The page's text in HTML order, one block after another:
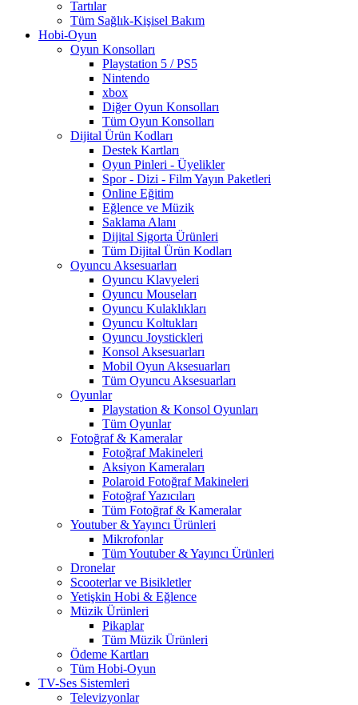
Tartılar
Tüm Sağlık-Kişisel Bakım
Hobi-Oyun
Oyun Konsolları
Playstation 5 / PS5
Nintendo
xbox
Diğer Oyun Konsolları
Tüm Oyun Konsolları
Dijital Ürün Kodları
Destek Kartları
Oyun Pinleri - Üyelikler
Spor - Dizi - Film Yayın Paketleri
Online Eğitim
Eğlence ve Müzik
Saklama Alanı
Dijital Sigorta Ürünleri
Tüm Dijital Ürün Kodları
Oyuncu Aksesuarları
Oyuncu Klavyeleri
Oyuncu Mouseları
Oyuncu Kulaklıkları
Oyuncu Koltukları
Oyuncu Joystickleri
Konsol Aksesuarları
Mobil Oyun Aksesuarları
Tüm Oyuncu Aksesuarları
Oyunlar
Playstation & Konsol Oyunları
Tüm Oyunlar
Fotoğraf & Kameralar
Fotoğraf Makineleri
Aksiyon Kameraları
Polaroid Fotoğraf Makineleri
Fotoğraf Yazıcıları
Tüm Fotoğraf & Kameralar
Youtuber & Yayıncı Ürünleri
Mikrofonlar
Tüm Youtuber & Yayıncı Ürünleri
Dronelar
Scooterlar ve Bisikletler
Yetişkin Hobi & Eğlence
Müzik Ürünleri
Pikaplar
Tüm Müzik Ürünleri
Ödeme Kartları
Tüm Hobi-Oyun
TV-Ses Sistemleri
Televizyonlar